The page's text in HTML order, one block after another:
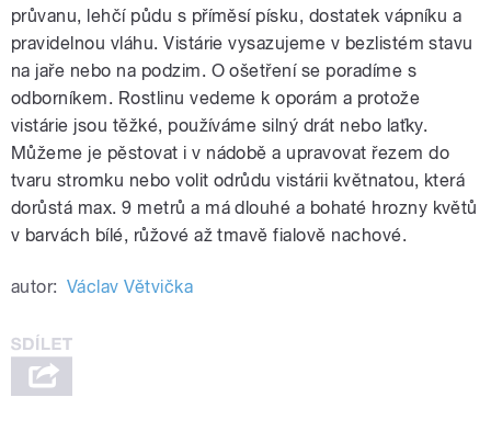
průvanu, lehčí půdu s příměsí písku, dostatek vápníku a
pravidelnou vláhu. Vistárie vysazujeme v bezlistém stavu
na jaře nebo na podzim. O ošetření se poradíme s
odborníkem. Rostlinu vedeme k oporám a protože
vistárie jsou těžké, používáme silný drát nebo laťky.
Můžeme je pěstovat i v nádobě a upravovat řezem do
tvaru stromku nebo volit odrůdu vistárii květnatou, která
dorůstá max. 9 metrů a má dlouhé a bohaté hrozny květů
v barvách bílé, růžové až tmavě fialově nachové.
autor: Václav Větvička